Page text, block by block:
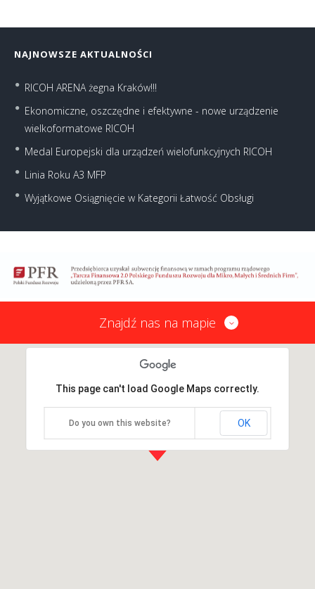
NAJNOWSZE AKTUALNOŚCI
RICOH ARENA żegna Kraków!!!
Ekonomiczne, oszczędne i efektywne - nowe urządzenie
wielkoformatowe RICOH
Medal Europejski dla urządzeń wielofunkcyjnych RICOH
Linia Roku A3 MFP
Wyjątkowe Osiągnięcie w Kategorii Łatwość Obsługi
Znajdź nas na mapie
This page can't load Google Maps correctly.
Do you own this website? OK